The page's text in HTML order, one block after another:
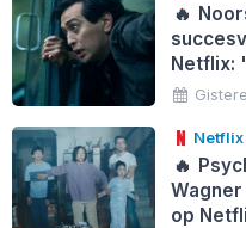
🔥
Netflix:
Netflix
🔥
op